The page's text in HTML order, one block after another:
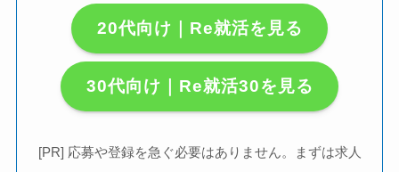
20代向け｜Re就活を見る
30代向け｜Re就活30を見る
[PR] 応募や登録を急ぐ必要はありません。まずは求人